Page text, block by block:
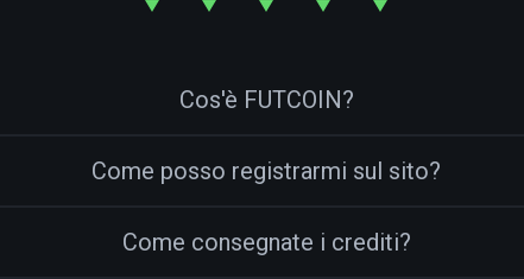
Cos'è FUTCOIN?
Come posso registrarmi sul sito?
Come consegnate i crediti?